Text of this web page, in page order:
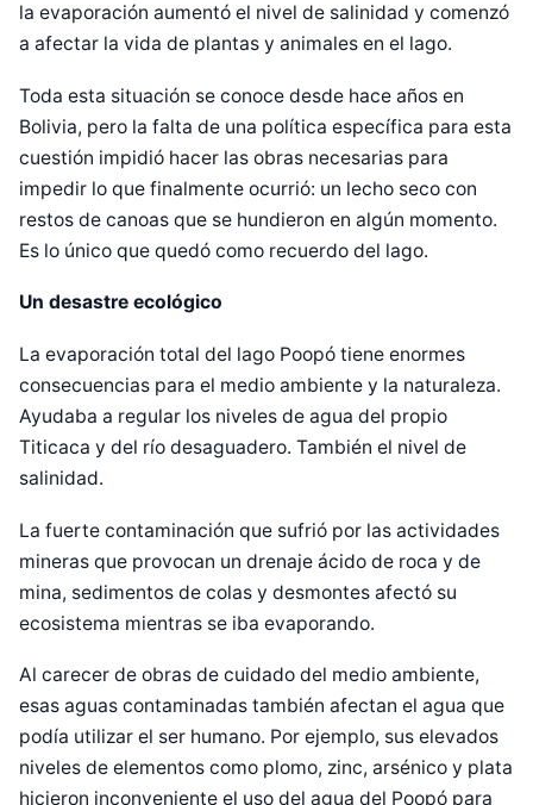
la evaporación aumentó el nivel de salinidad y comenzó
a afectar la vida de plantas y animales en el lago.
Toda esta situación se conoce desde hace años en
Bolivia, pero la falta de una política específica para esta
cuestión impidió hacer las obras necesarias para
impedir lo que finalmente ocurrió: un lecho seco con
restos de canoas que se hundieron en algún momento.
Es lo único que quedó como recuerdo del lago.
Un desastre ecológico
La evaporación total del lago Poopó tiene enormes
consecuencias para el medio ambiente y la naturaleza.
Ayudaba a regular los niveles de agua del propio
Titicaca y del río desaguadero. También el nivel de
salinidad.
La fuerte contaminación que sufrió por las actividades
mineras que provocan un drenaje ácido de roca y de
mina, sedimentos de colas y desmontes afectó su
ecosistema mientras se iba evaporando.
Al carecer de obras de cuidado del medio ambiente,
esas aguas contaminadas también afectan el agua que
podía utilizar el ser humano. Por ejemplo, sus elevados
niveles de elementos como plomo, zinc, arsénico y plata
hicieron inconveniente el uso del agua del Poopó para